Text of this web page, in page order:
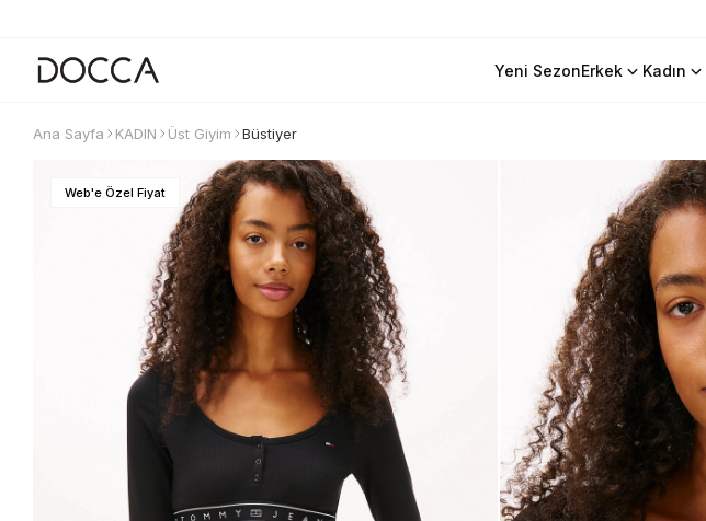
Yeni SezonErkek Kadın
Ana Sayfa KADIN Üst Giyim Büstiyer
Web'e Özel Fiyat